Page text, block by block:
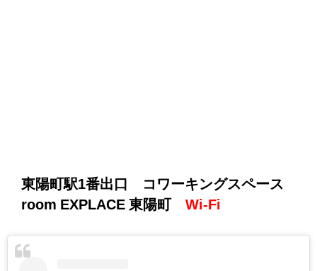
東陽町駅1番出口 コワーキングスペース
room EXPLACE 東陽町 Wi-Fi